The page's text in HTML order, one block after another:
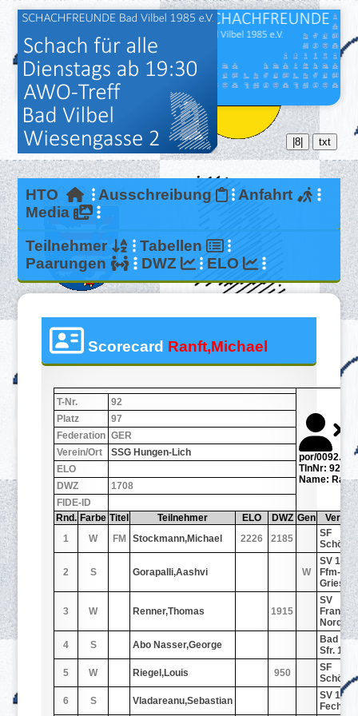
|8| txt
HTO Ausschreibung
Anfahrt
Media
Teilnehmer
Tabellen
Paarungen
DWZ ELO
Scorecard Ranft,Michael
por/0092.jpg
TlnNr: 92
Name:
T-Nr.
92
Platz
97
Federation GER
Verein/Ort
SSG Hungen-Lich
ELO
DWZ
1708
FIDE-ID
Rnd. Farbe Titel Teilnehmer ELO DWZ Gen
1
W FM Stockmann,Michael 2226 2185
SF
2 S Gorapalli,Aashvi W
SV 1934
Ffm-
3 W Renner,Thomas 1915
SV
Nord
4
S Abo Nasser,George
Bad
Sfr.
5
W Riegel,Louis 950
SF
6
S Vladareanu,Sebastian
SV 1926